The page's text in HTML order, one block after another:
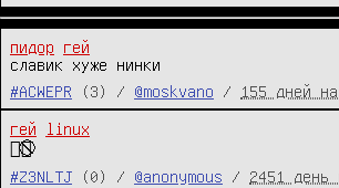
пидор
гей
славик хуже нинки
#ACWEPR
(3) / @moskvano / 155 дней
гей
linux
🏳️‍🌈⃠
#Z3NLTJ
(0) / @anonymous / 2451 день